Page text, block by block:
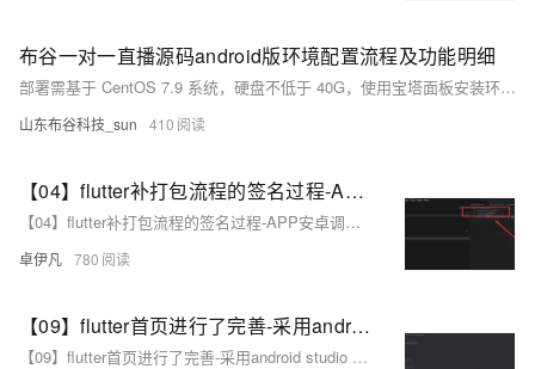
布谷一对一直播源码android版环境配置流程及功能明细
部署需基于 CentOS 7.9 系统，硬盘不低于 40G，使用宝塔面板安装环境，包括 PHP 7.3（含 Redis、Fileinfo 扩展）、Nginx、MySQL 5.6、Redis 和最新 Composer。Swoole 扩展需按步骤配置。2021.08.05 后部署需将站点目录设为 public 并用 ThinkPHP 伪静态。开发环境建议 Windows 操作系统与最新 Android Studio，基础配置涉及 APP 名称修改、接口域名更换、包名调整及第三方登录分享（如 QQ、微信）的配置，同时需完成阿里云与腾讯云相关设置。
山东布谷科技_sun 410
【04】flutter补打包流程的签名过程-APP安卓调试配置-结构化项目目录-完善注册相关页面-开发完整的社交APP-前端客户端开发+数据联调|以优雅草商业项目为例做开发-flutter开发-全流程
【04】flutter补打包流程的签名过程-APP安卓调试配置-结构化项目目录-完善注册相关页面-开发完整的社交APP-前端客户端开发+数据联调|以优雅草商业项目为例做开发-flutter开发-全流程
卓伊凡 780
【09】flutter首页进行了完善-采用android studio 进行真机调试开发-增加了直播间列表和短视频人物列表-增加了用户中心-卓伊凡换人优雅草Alex-开发完整的社交APP-前端客户端开发+数据联调|以优雅草商业项目为例做开发-flutter开发-全流程-商业应用级实战开发-优雅草Alex
【09】flutter首页进行了完善-采用android studio 进行真机调试开发-增加了直播间列表和短视频人物列表-增加了用户中心-卓伊凡换人优雅草Alex-开发完整的社交APP-前端客户端开发+数据联调|以优雅草商业项目为例做开发-flutter开发-全流程-商业应用级实战开发-优雅草Alex